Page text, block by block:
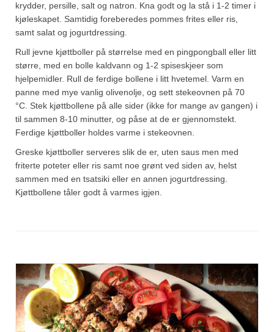
krydder, persille, salt og natron. Kna godt og la stå i 1-2 timer i
kjøleskapet. Samtidig foreberedes pommes frites eller ris,
samt salat og jogurtdressing.
Rull jevne kjøttboller på størrelse med en pingpongball eller litt
større, med en bolle kaldvann og 1-2 spiseskjeer som
hjelpemidler. Rull de ferdige bollene i litt hvetemel. Varm en
panne med mye vanlig olivenolje, og sett stekeovnen på 70
°C. Stek kjøttbollene på alle sider (ikke for mange av gangen) i
til sammen 8-10 minutter, og påse at de er gjennomstekt.
Ferdige kjøttboller holdes varme i stekeovnen.
Greske kjøttboller serveres slik de er, uten saus men med
friterte poteter eller ris samt noe grønt ved siden av, helst
sammen med en tsatsiki eller en annen jogurtdressing.
Kjøttbollene tåler godt å varmes igjen.